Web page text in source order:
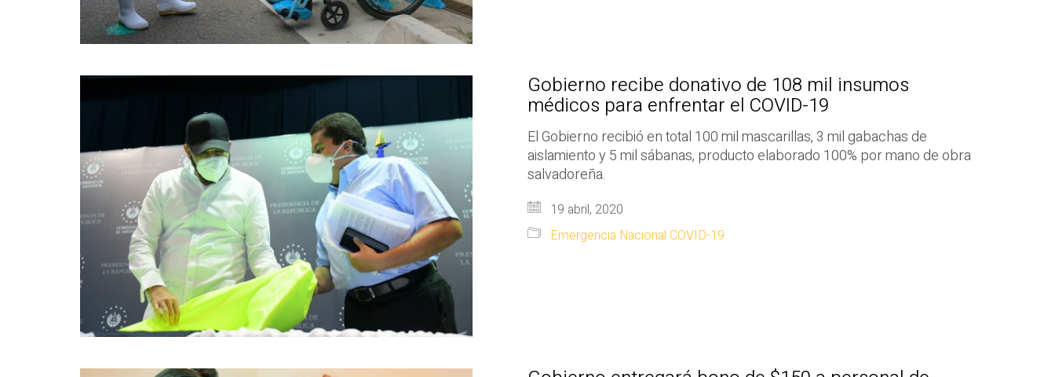
Gobierno recibe donativo de 108 mil insumos
médicos para enfrentar el COVID-19
El Gobierno recibió en total 100 mil mascarillas, 3 mil gabachas de
aislamiento y 5 mil sábanas, producto elaborado 100% por mano de obra
salvadoreña.
19 abril, 2020
Emergencia Nacional COVID-19